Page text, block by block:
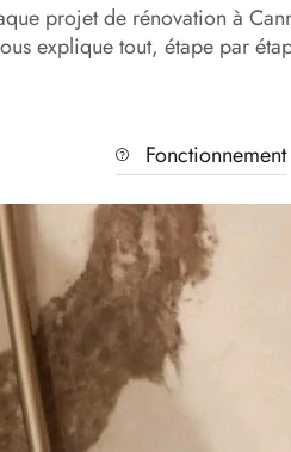
projet de rénovation à
explique tout, étape par
Fonctionnement